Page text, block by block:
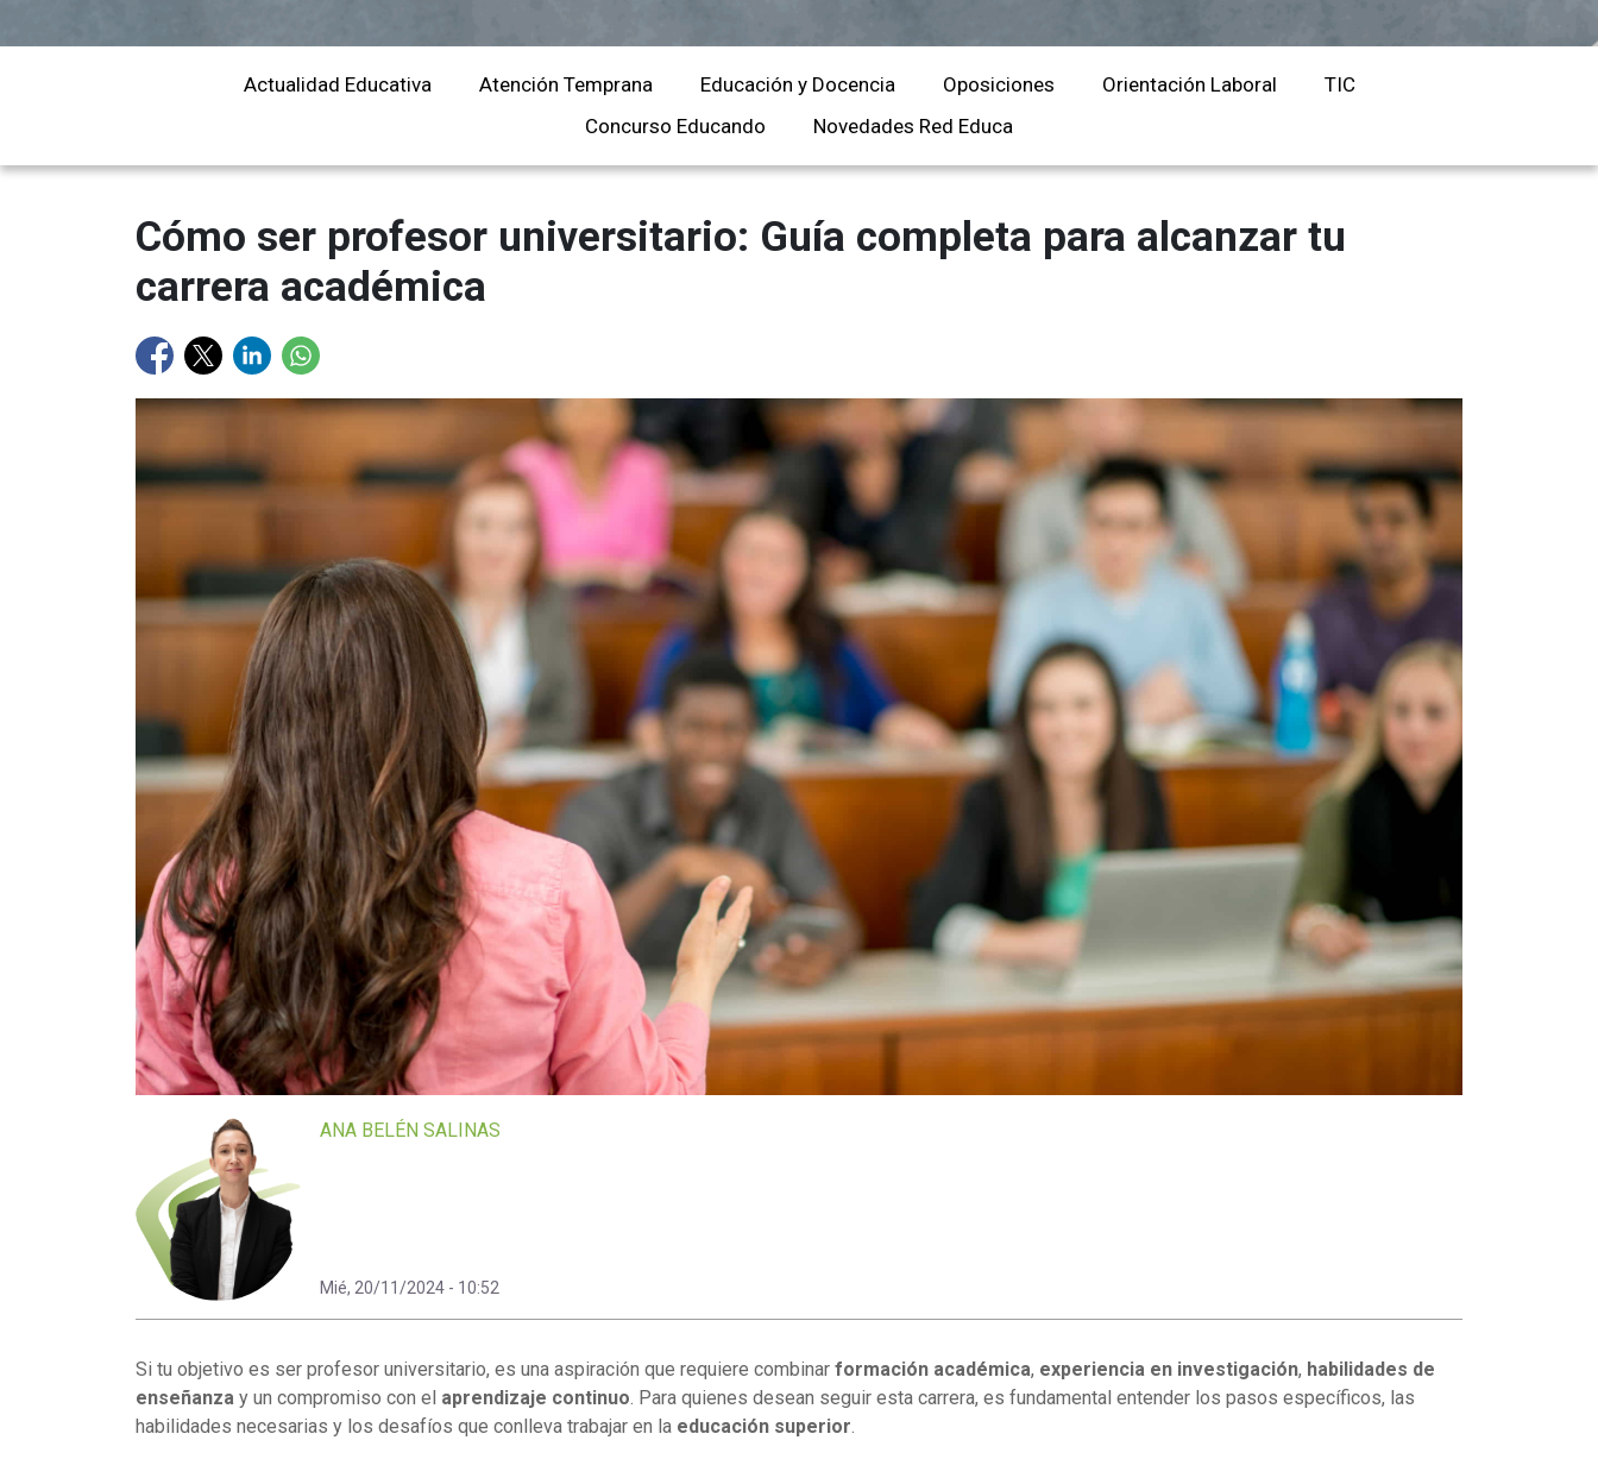
Masteres Educación
Cursos Formación
Profesorado
Másteres Oficiales
Cursos para oposiciones
Intervención
Actualidad Educativa Atención Temprana Educación y Docencia Oposiciones Orientación Laboral
TIC
Concurso Educando
Novedades Red Educa
Cómo ser profesor universitario: Guía completa para alcanzar tu
carrera académica
ANA BELÉN SALINAS
Mié, 20/11/2024 - 10:52
Si tu objetivo es ser profesor universitario, es una aspiración que requiere combinar formación académica, experiencia en investigación, habilidades de
enseñanza y un compromiso con el aprendizaje continuo . Para quienes desean seguir esta carrera, es fundamental entender los pasos específicos, las
habilidades necesarias y los desafíos que conlleva trabajar en la educación superior